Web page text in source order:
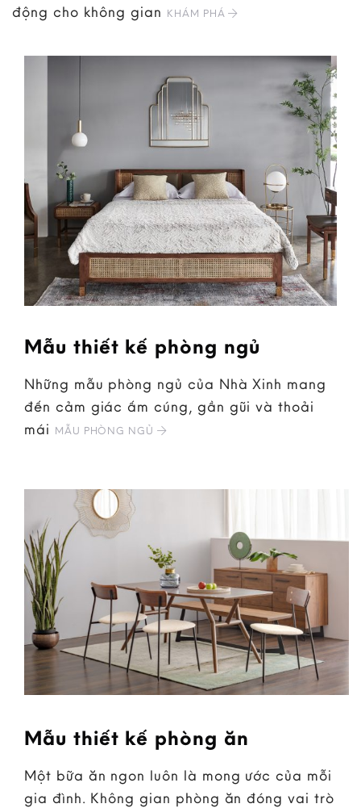
động cho không gian KHÁM PHÁ
Mẫu thiết kế phòng ngủ
Những mẫu phòng ngủ của Nhà Xinh mang
đến cảm giác ấm cúng, gần gũi và thoải
mái MẪU PHÒNG NGỦ
Mẫu thiết kế phòng ăn
Một bữa ăn ngon luôn là mong ước của mỗi
gia đình. Không gian phòng ăn đóng vai trò